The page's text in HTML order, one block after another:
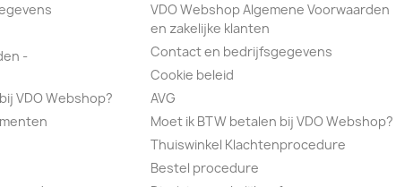
-
VDO Webshop?
VDO Webshop Algemene Voorwaarden
en zakelijke klanten
Contact en bedrijfsgegevens
Cookie beleid
AVG
Moet ik BTW betalen bij VDO Webshop?
Thuiswinkel Klachtenprocedure
Bestel procedure